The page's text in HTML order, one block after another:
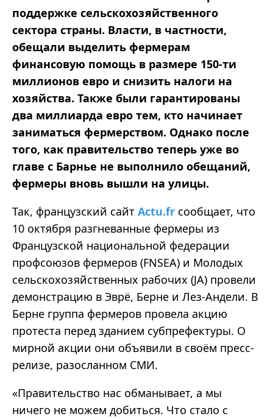
поддержке сельскохозяйственного
сектора страны. Власти, в частности,
обещали выделить фермерам
финансовую помощь в размере 150-ти
миллионов евро и снизить налоги на
хозяйства. Также были гарантированы
два миллиарда евро тем, кто начинает
заниматься фермерством. Однако после
того, как правительство теперь уже во
главе с Барнье не выполнило обещаний,
фермеры вновь вышли на улицы.
Так, французский сайт Actu.fr сообщает, что
10 октября разгневанные фермеры из
Французской национальной федерации
профсоюзов фермеров (FNSEA) и Молодых
сельскохозяйственных рабочих (JA) провели
демонстрацию в Эврё, Берне и Лез-Андели. В
Берне группа фермеров провела акцию
протеста перед зданием субпрефектуры. О
мирной акции они объявили в своём пресс-
релизе, разосланном СМИ.
«Правительство нас обманывает, а мы
ничего не можем добиться. Что стало с